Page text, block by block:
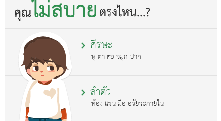
ศีรษะ
หู ตา คอ จมูก ปาก
ลำตัว
ท้อง แขน มือ อวัยวะภายใน